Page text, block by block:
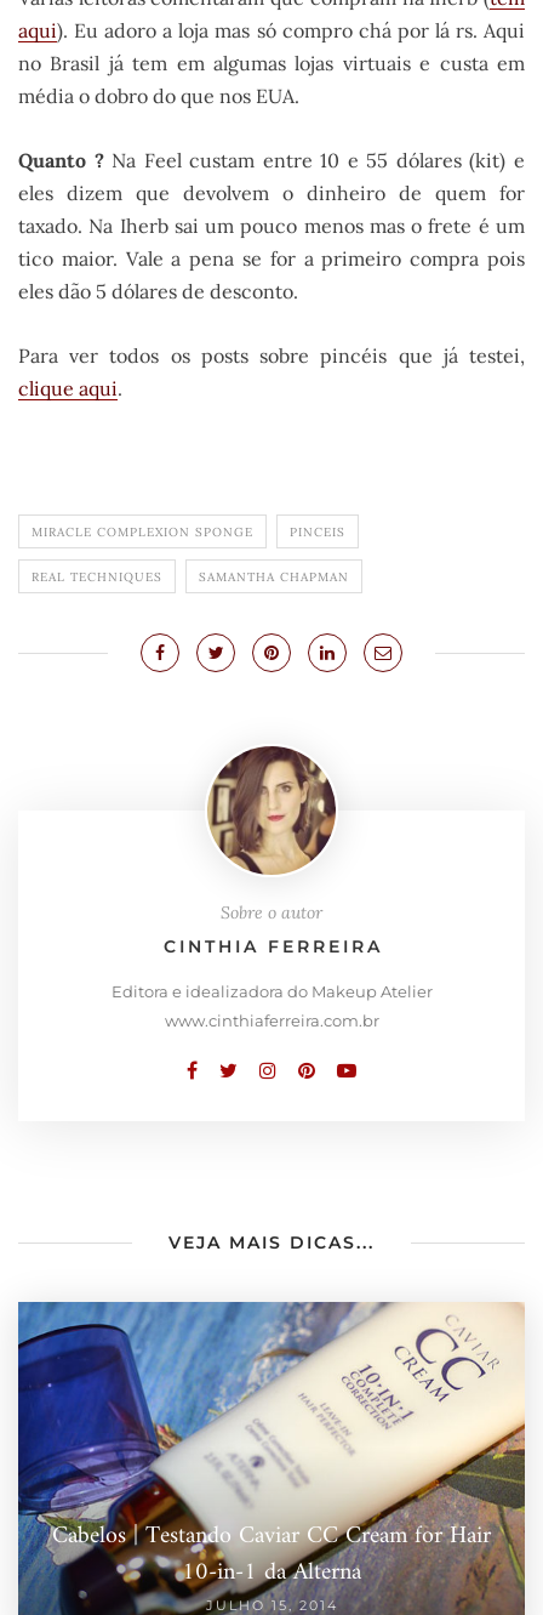
aqui). Eu adoro a loja mas só compro chá por lá rs. Aqui
no Brasil já tem em algumas lojas virtuais e custa em
média o dobro do que nos EUA.
Quanto ?Na Feel custam entre 10 e 55 dólares (kit) e
eles dizem que devolvem o dinheiro de quem for
taxado. Na Iherb sai um pouco menos mas o frete é um
tico maior. Vale a pena se for a primeiro compra pois
eles dão 5 dólares de desconto.
Para ver todos os posts sobre pincéis que já testei,
clique aqui.
MIRACLE COMPLEXION SPONGE PINCEIS
REAL TECHNIQUES SAMANTHA CHAPMAN
Sobre o autor
CINTHIA FERREIRA
Editora e idealizadora do Makeup Atelier
www.cinthiaferreira.com.br
VEJA MAIS DICAS...
Cabelos | Testando Caviar CC Cream for Hair
10-in-1 da Alterna
JULHO 15, 2014